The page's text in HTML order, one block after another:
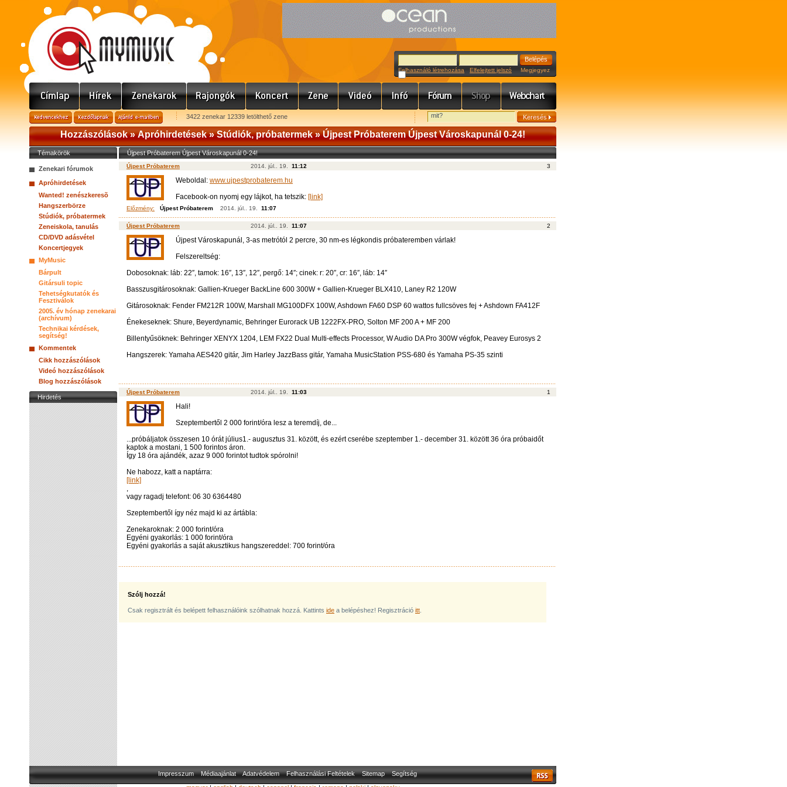
Felhasználó létrehozása Elfelejtett jelszó Megjegyez
3422 zenekar 12339 letölthető zene
Hozzászólások »Apróhirdetések»Stúdiók, próbatermek» Újpest Próbaterem Újpest Városkapunál 0-24!
Témakörök
Zenekari fórumok
Apróhirdetések
Wanted! zenészkeresõ
Hangszerbörze
Stúdiók, próbatermek
Zeneiskola, tanulás
CD/DVD adásvétel
Koncertjegyek
MyMusic
Bárpult
Gitársuli topic
Tehetségkutatók és
Fesztiválok
2005. év hónap zenekarai
(archívum)
Technikai kérdések,
segítség!
Kommentek
Cikk hozzászólások
Videó hozzászólások
Blog hozzászólások
Hirdetés
Újpest Próbaterem Újpest Városkapunál 0-24!
Újpest Próbaterem 2014. júl.. 19. 11:12 3
Weboldal: www.ujpestprobaterem.hu
Facebook-on nyomj egy lájkot, ha tetszik: [link]
Előzmény: Újpest Próbaterem 2014. júl.. 19. 11:07
Újpest Próbaterem 2014. júl.. 19. 11:07 2
Újpest Városkapunál, 3-as metrótól 2 percre, 30 nm-es légkondis próbateremben várlak!
Felszereltség:
Dobosoknak: láb: 22″, tamok: 16″, 13″, 12″, pergő: 14″; cinek: r: 20″, cr: 16″, láb: 14″
Basszusgitárosoknak: Gallien-Krueger BackLine 600 300W + Gallien-Krueger BLX410, Laney R2 120W
Gitárosoknak: Fender FM212R 100W, Marshall MG100DFX 100W, Ashdown FA60 DSP 60 wattos fullcsöves fej + Ashdown FA412F
Énekeseknek: Shure, Beyerdynamic, Behringer Eurorack UB 1222FX-PRO, Solton MF 200 A + MF 200
Billentyűsöknek: Behringer XENYX 1204, LEM FX22 Dual Multi-effects Processor, W Audio DA Pro 300W végfok, Peavey Eurosys 2
Hangszerek: Yamaha AES420 gitár, Jim Harley JazzBass gitár, Yamaha MusicStation PSS-680 és Yamaha PS-35 szinti
Újpest Próbaterem 2014. júl.. 19. 11:03 1
Hali!
Szeptembertől 2 000 forint/óra lesz a teremdíj, de...
...próbáljatok összesen 10 órát július1.- augusztus 31. között, és ezért cserébe szeptember 1.- december 31. között 36 óra próbaidőt
kaptok a mostani, 1 500 forintos áron.
Így 18 óra ajándék, azaz 9 000 forintot tudtok spórolni!
Ne habozz, katt a naptárra:
[link]
,
vagy ragadj telefont: 06 30 6364480
Szeptembertől így néz majd ki az ártábla:
Zenekaroknak: 2 000 forint/óra
Egyéni gyakorlás: 1 000 forint/óra
Egyéni gyakorlás a saját akusztikus hangszereddel: 700 forint/óra
Szólj hozzá!
Csak regisztrált és belépett felhasználóink szólhatnak hozzá. Kattints ide a belépéshez! Regisztráció itt
Impresszum Médiaajánlat Adatvédelem Felhasználási Feltételek Sitemap
Segítség